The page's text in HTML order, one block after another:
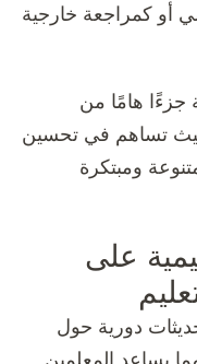
أو كمراجعة خارجية
جزءًا هامًا من
حيث تساهم في تحسين
ومبتكرة
على
دورية حول